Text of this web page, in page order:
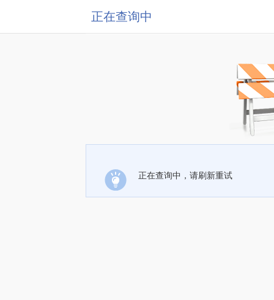
正在查询中
正在查询中，请刷新重试